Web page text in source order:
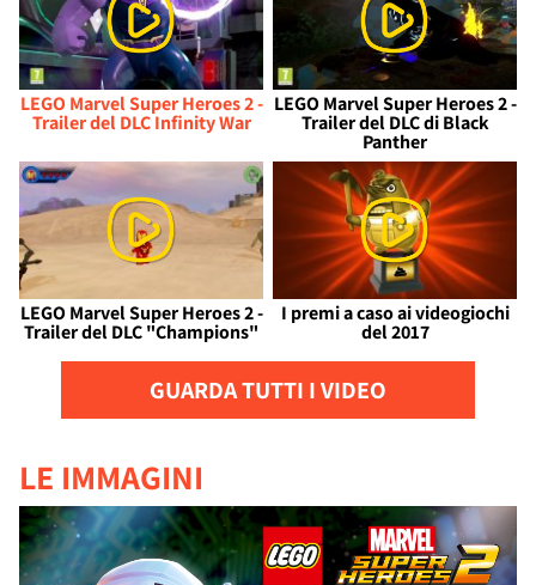
LEGO Marvel Super Heroes 2 -
Trailer del DLC Infinity War
LEGO Marvel Super Heroes 2 -
Trailer del DLC di Black
Panther
LEGO Marvel Super Heroes 2 -
Trailer del DLC "Champions"
I premi a caso ai videogiochi
del 2017
GUARDA TUTTI I VIDEO
LE IMMAGINI